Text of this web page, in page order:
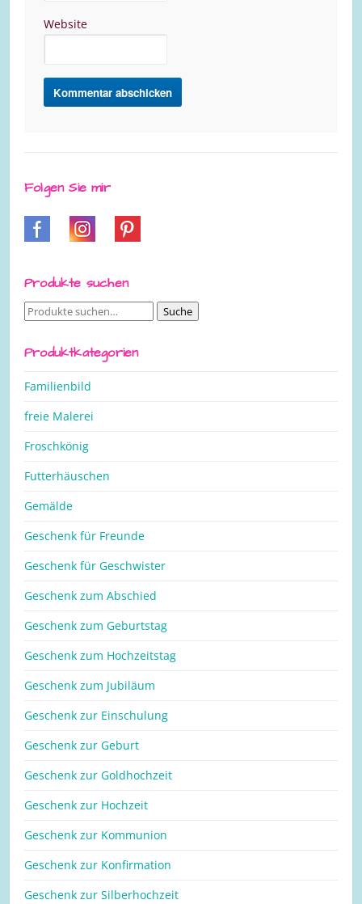
Website
Folgen Sie mir
Produkte suchen
Suche
Suche
Produktkategorien
Familienbild
freie Malerei
Froschkönig
Futterhäuschen
Gemälde
Geschenk für Freunde
Geschenk für Geschwister
Geschenk zum Abschied
Geschenk zum Geburtstag
Geschenk zum Hochzeitstag
Geschenk zum Jubiläum
Geschenk zur Einschulung
Geschenk zur Geburt
Geschenk zur Goldhochzeit
Geschenk zur Hochzeit
Geschenk zur Kommunion
Geschenk zur Konfirmation
Geschenk zur Silberhochzeit